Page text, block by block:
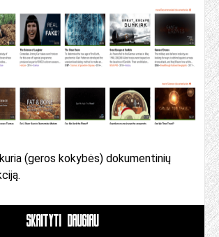
(geros kokybės) dokumentinių
SKAITYTI DAUGIAU